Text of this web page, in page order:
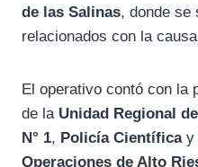
de las Salinas, donde se
relacionados con la
El operativo contó con la
de la Unidad Regional
N° 1, Policía Científicay
Operaciones de Alto